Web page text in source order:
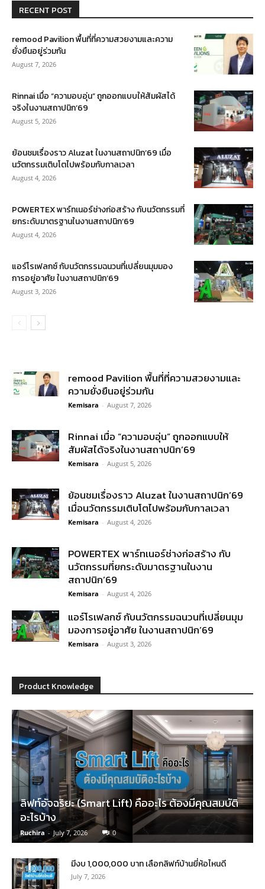
RECENT POST
remood Pavilion พื้นที่ที่ความสวยงามและความ
ยั่งยืนอยู่ร่วมกัน
August 7, 2026
Rinnai เมื่อ “ความอบอุ่น” ถูกออกแบบให้สัมผัสได้
จริงในงานสถาปนิก’69
August 5, 2026
ย้อนชมเรื่องราว Aluzat ในงานสถาปนิก’69 เมื่อ
นวัตกรรมเติบโตไปพร้อมกับกาลเวลา
August 4, 2026
POWERTEX พาร์ทเนอร์ช่างก่อสร้าง กับนวัตกรรมที่
ยกระดับมาตรฐานในงานสถาปนิก’69
August 4, 2026
แอร์โรเฟลกซ์ กับนวัตกรรมฉนวนที่เปลี่ยนมุมมอง
การอยู่อาศัย ในงานสถาปนิก’69
August 3, 2026
remood Pavilion พื้นที่ที่ความสวยงามและ
ความยั่งยืนอยู่ร่วมกัน
Kemisara - August 7, 2026
Rinnai เมื่อ “ความอบอุ่น” ถูกออกแบบให้
สัมผัสได้จริงในงานสถาปนิก’69
Kemisara - August 5, 2026
ย้อนชมเรื่องราว Aluzat ในงานสถาปนิก’69
เมื่อนวัตกรรมเติบโตไปพร้อมกับกาลเวลา
Kemisara - August 4, 2026
POWERTEX พาร์ทเนอร์ช่างก่อสร้าง กับ
นวัตกรรมที่ยกระดับมาตรฐานในงาน
สถาปนิก’69
Kemisara - August 4, 2026
แอร์โรเฟลกซ์ กับนวัตกรรมฉนวนที่เปลี่ยนมุม
มองการอยู่อาศัย ในงานสถาปนิก’69
Kemisara - August 3, 2026
Product Knowledge
ลิฟท์อัจฉริยะ (Smart Lift) คืออะไร ต้องมีคุณสมบัติ
อะไรบ้าง
Ruchira - July 7, 2026 0
มีงบ 1,000,000 บาท เลือกลิฟท์บ้านยี่ห้อไหนดี
July 7, 2026